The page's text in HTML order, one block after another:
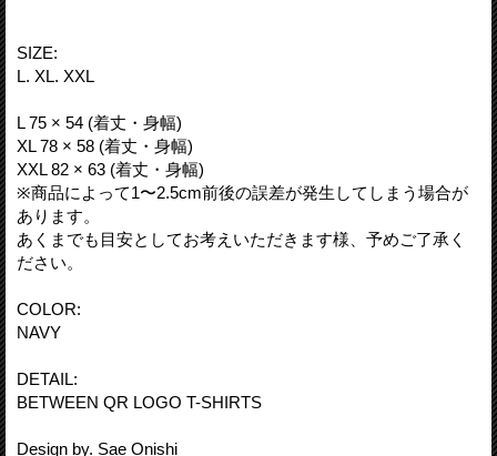
SIZE:
L. XL. XXL
L 75 × 54 (着丈・身幅)
XL 78 × 58 (着丈・身幅)
XXL 82 × 63 (着丈・身幅)
※商品によって1〜2.5cm前後の誤差が発生してしまう場合が
あります。
あくまでも目安としてお考えいただきます様、予めご了承く
ださい。
COLOR:
NAVY
DETAIL:
BETWEEN QR LOGO T-SHIRTS
Design by. Sae Onishi